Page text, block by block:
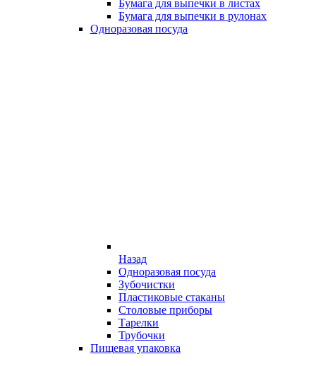
Бумага для выпечки в листах
Бумага для выпечки в рулонах
Одноразовая посуда
Назад
Одноразовая посуда
Зубочистки
Пластиковые стаканы
Столовые приборы
Тарелки
Трубочки
Пищевая упаковка